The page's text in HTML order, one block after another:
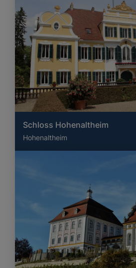
Schloss Hohenaltheim
Hohenaltheim